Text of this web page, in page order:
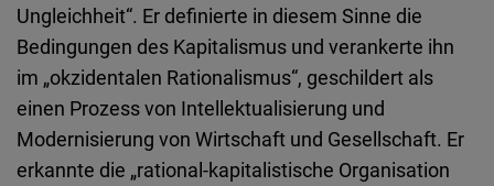
Ungleichheit“. Er definierte in diesem Sinne die
Bedingungen des Kapitalismus und verankerte ihn
im „okzidentalen Rationalismus“, geschildert als
einen Prozess von Intellektualisierung und
Modernisierung von Wirtschaft und Gesellschaft. Er
erkannte die „rational-kapitalistische Organisation